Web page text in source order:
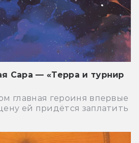
Сара — «Терра и турнир
главная героиня впервые
ей придётся заплатить